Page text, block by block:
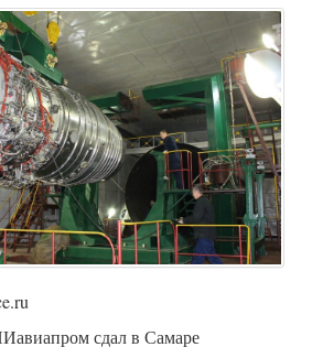
сдал в Самаре